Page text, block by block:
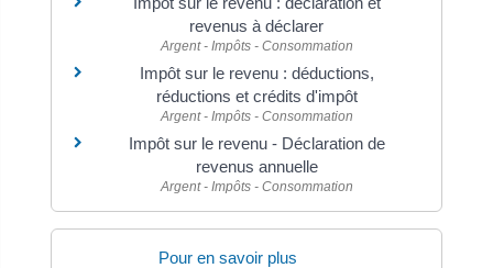
revenus à déclarer
Argent - Impôts - Consommation
Impôt sur le revenu : déductions,
réductions et crédits d'impôt
Argent - Impôts - Consommation
Impôt sur le revenu - Déclaration de
revenus annuelle
Argent - Impôts - Consommation
Pour en savoir plus